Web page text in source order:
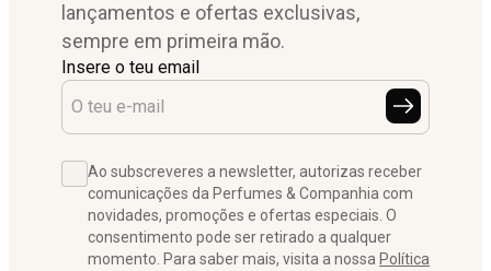
lançamentos e ofertas exclusivas,
sempre em primeira mão.
Insere o teu email
Ao subscreveres a newsletter, autorizas receber
comunicações da Perfumes & Companhia com
novidades, promoções e ofertas especiais. O
consentimento pode ser retirado a qualquer
momento. Para saber mais, visita a nossa Política